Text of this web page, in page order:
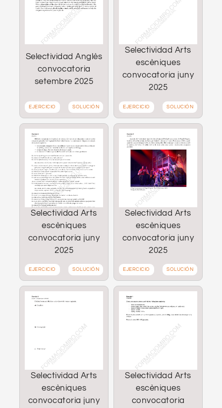
Selectividad Anglès
convocatoria
setembre 2025
EJERCICIO SOLUCIÓN
Selectividad Arts
escèniques
convocatoria juny
2025
EJERCICIO SOLUCIÓN
Selectividad Arts
escèniques
convocatoria juny
2025
EJERCICIO SOLUCIÓN
Selectividad Arts
escèniques
convocatoria juny
2025
EJERCICIO SOLUCIÓN
Selectividad Arts
escèniques
convocatoria juny
Selectividad Arts
escèniques
convocatoria